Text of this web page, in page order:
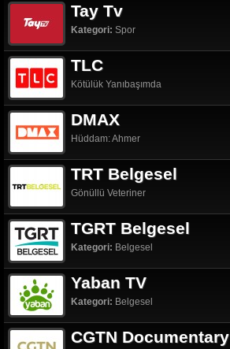
Tay Tv
Kategori: Spor
TLC
Kötülük Yanıbaşımda
DMAX
Hüddam: Ahmer
TRT Belgesel
Gönüllü Veteriner
TGRT Belgesel
Kategori: Belgesel
Yaban TV
Kategori: Belgesel
CGTN Documentary